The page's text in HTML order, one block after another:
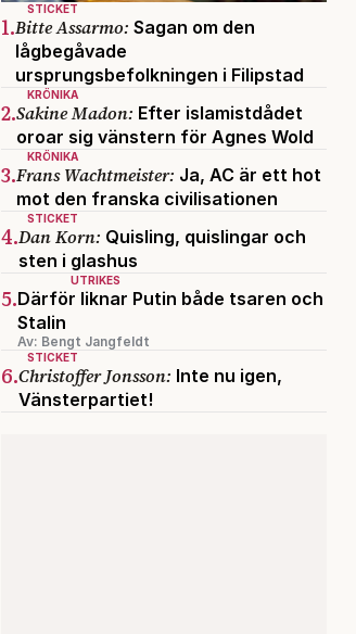
STICKET
1.Bitte Assarmo: Sagan om den
lågbegåvade
ursprungsbefolkningen i Filipstad
KRÖNIKA
2.Sakine Madon: Efter islamistdådet
oroar sig vänstern för Agnes Wold
KRÖNIKA
3.Frans Wachtmeister: Ja, AC är ett hot
mot den franska civilisationen
STICKET
4.Dan Korn: Quisling, quislingar och
sten i glashus
UTRIKES
5.Därför liknar Putin både tsaren och
Stalin
Av: Bengt Jangfeldt
STICKET
6.Christoffer Jonsson: Inte nu igen,
Vänsterpartiet!